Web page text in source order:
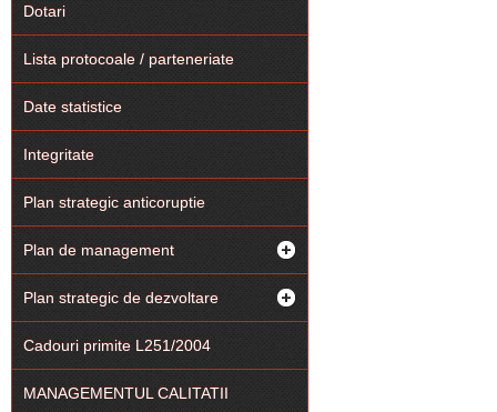
Dotari
Lista protocoale / parteneriate
Date statistice
Integritate
Plan strategic anticoruptie
Plan de management
Plan strategic de dezvoltare
Cadouri primite L251/2004
MANAGEMENTUL CALITATII